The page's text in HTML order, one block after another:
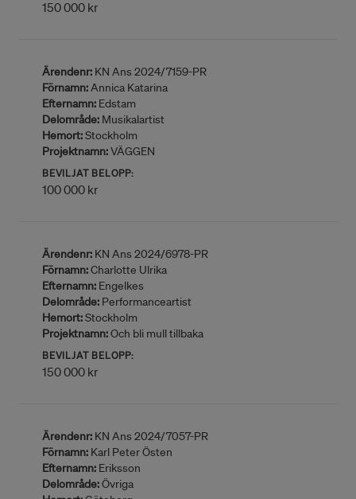
150 000 kr
Ärendenr: KN Ans 2024/7159-PR
Förnamn:Annica Katarina
Efternamn: Edstam
Delområde: Musikalartist
Hemort:Stockholm
Projektnamn:VÄGGEN
BEVILJAT BELOPP:
100 000 kr
Ärendenr: KN Ans 2024/6978-PR
Förnamn:Charlotte Ulrika
Efternamn: Engelkes
Delområde: Performanceartist
Hemort:Stockholm
Projektnamn:Och bli mull tillbaka
BEVILJAT BELOPP:
150 000 kr
Ärendenr: KN Ans 2024/7057-PR
Förnamn: Karl Peter Östen
Efternamn: Eriksson
Delområde:Övriga